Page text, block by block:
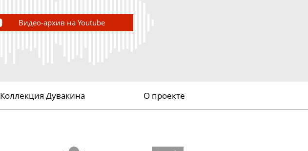
Видео-архив на Youtube
Коллекция Дувакина О проекте